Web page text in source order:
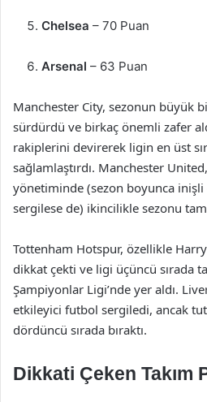
Chelsea – 70 Puan
Arsenal – 63 Puan
Manchester City, sezonun büyük
sürdürdü ve birkaç önemli zafer
rakiplerini devirerek ligin en üst
sağlamlaştırdı. Manchester
yönetiminde (sezon boyunca inişli
sergilese de) ikincilikle sezonu
Tottenham Hotspur, özellikle
dikkat çekti ve ligi üçüncü sırada
Şampiyonlar Ligi’nde yer aldı.
etkileyici futbol sergiledi, ancak
dördüncü sırada bıraktı.
Dikkati Çeken Takım